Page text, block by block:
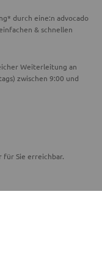
durch eine:n advocado
& schnellen
Weiterleitung an
zwischen 9:00 und
für Sie erreichbar.
Rechtsanwalt finden